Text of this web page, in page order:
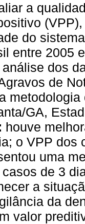
a
do
entre 2005
dos
de
GA,
houve
o VPP dos
uma
de 3
a
da
valor